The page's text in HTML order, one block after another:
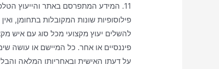
11. המידע המתפרסם באתר והייעוץ
פילוסופיות שונות המקובלות בתחומן,
להשלים יעוץ מקצועי מכל סוג עם איש
פיננסיים או אחר. כל המיישם או עושה
על דעתו האישית ובאחריותו המלאה